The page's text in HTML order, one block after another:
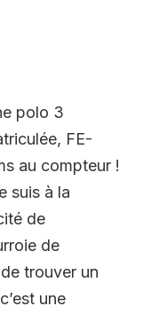
polo 3
FE-
au compteur !
suis à la
de
de
trouver un
une